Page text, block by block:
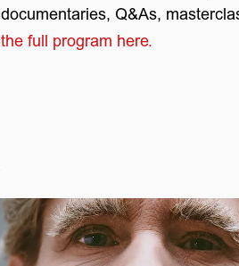
documentaries, Q&As,
the full program here.